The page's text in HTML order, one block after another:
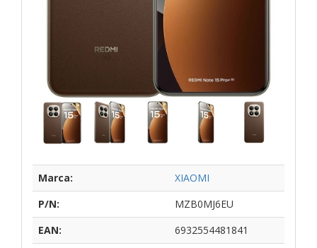
Marca:
XIAOMI
P/N:
MZB0MJ6EU
EAN:
6932554481841